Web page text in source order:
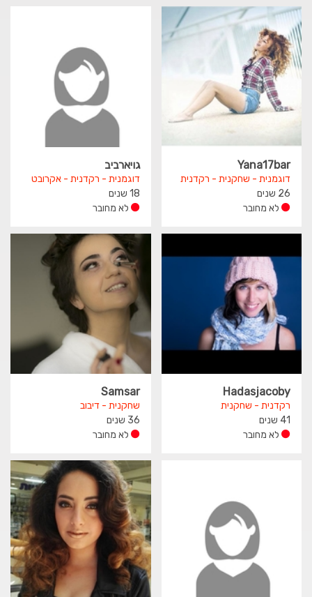
Yana17bar
דוגמנית - שחקנית - רקדנית
26 שנים
לא מחובר
גויארביב
דוגמנית - רקדנית - אקרובט
18 שנים
לא מחובר
Hadasjacoby
רקדנית - שחקנית
41 שנים
לא מחובר
Samsar
שחקנית - דיבוב
36 שנים
לא מחובר